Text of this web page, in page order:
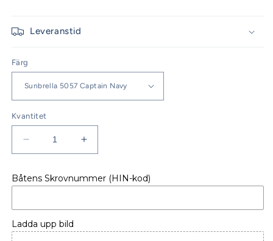
Leveranstid
Färg
Kvantitet
Minska
kvantitet
SOLMADRASS
FÖR
SWIFT
TRAWLER
Öka
kvantitet
SOLMADRASS
FÖR
TRAWLER
Båtens Skrovnummer (HIN-kod)
Ladda upp bild